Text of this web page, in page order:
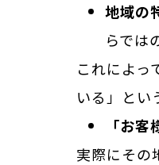
地域の
らでは
これによっ
いる」とい
「お
実際にその